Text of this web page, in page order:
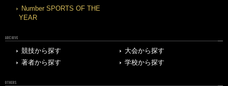
Number SPORTS OF THE
YEAR
ARCHIVE
競技から探す
大会から探す
著者から探す
学校から探す
OTHERS